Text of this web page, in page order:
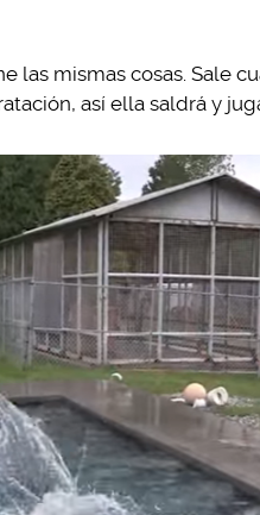
las mismas cosas. Sale
así ella saldrá y